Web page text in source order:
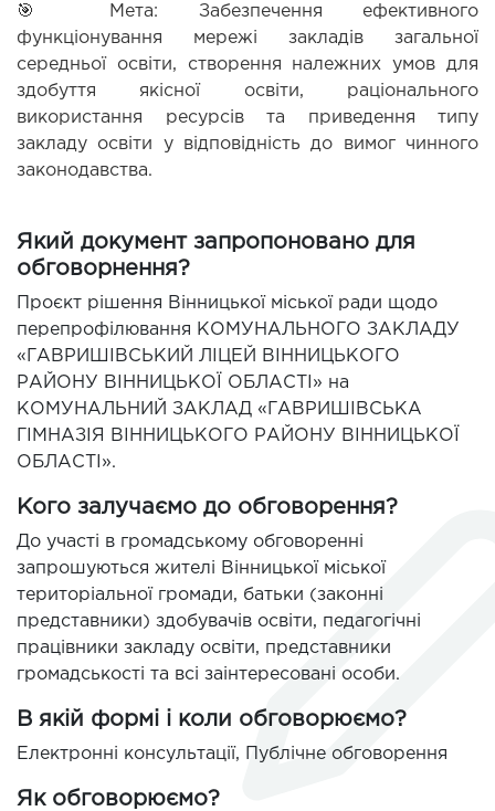
🎯 Мета: Забезпечення ефективного
функціонування мережі закладів загальної
середньої освіти, створення належних умов для
здобуття якісної освіти, раціонального
використання ресурсів та приведення типу
закладу освіти у відповідність до вимог чинного
законодавства.
Який документ запропоновано для
обговорнення?
Проєкт рішення Вінницької міської ради щодо
перепрофілювання КОМУНАЛЬНОГО ЗАКЛАДУ
«ГАВРИШІВСЬКИЙ ЛІЦЕЙ ВІННИЦЬКОГО
РАЙОНУ ВІННИЦЬКОЇ ОБЛАСТІ» на
КОМУНАЛЬНИЙ ЗАКЛАД «ГАВРИШІВСЬКА
ГІМНАЗІЯ ВІННИЦЬКОГО РАЙОНУ ВІННИЦЬКОЇ
ОБЛАСТІ».
Кого залучаємо до обговорення?
До участі в громадському обговоренні
запрошуються жителі Вінницької міської
територіальної громади, батьки (законні
представники) здобувачів освіти, педагогічні
працівники закладу освіти, представники
громадськості та всі заінтересовані особи.
В якій формі і коли обговорюємо?
Електронні консультації, Публічне обговорення
Як обговорюємо?